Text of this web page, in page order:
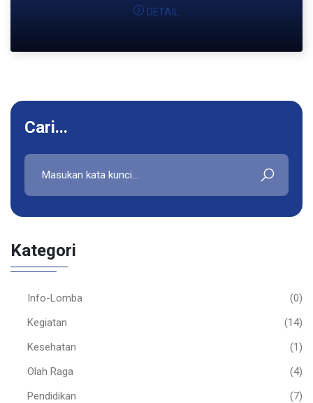
DETAIL
Cari...
Kategori
Info-Lomba
(0)
Kegiatan
(14)
Kesehatan
(1)
Olah Raga
(4)
Pendidikan
(7)